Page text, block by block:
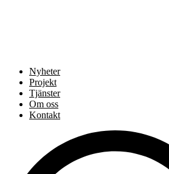
Nyheter
Projekt
Tjänster
Om oss
Kontakt